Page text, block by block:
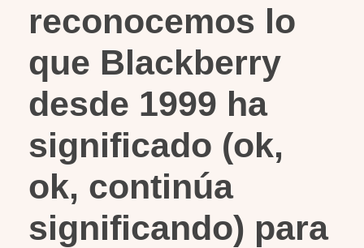
reconocemos lo
que Blackberry
desde 1999 ha
significado (ok,
ok, continúa
significando) para